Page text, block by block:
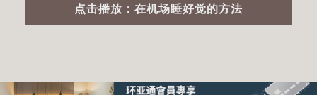
点击播放：在机场睡好觉的方法